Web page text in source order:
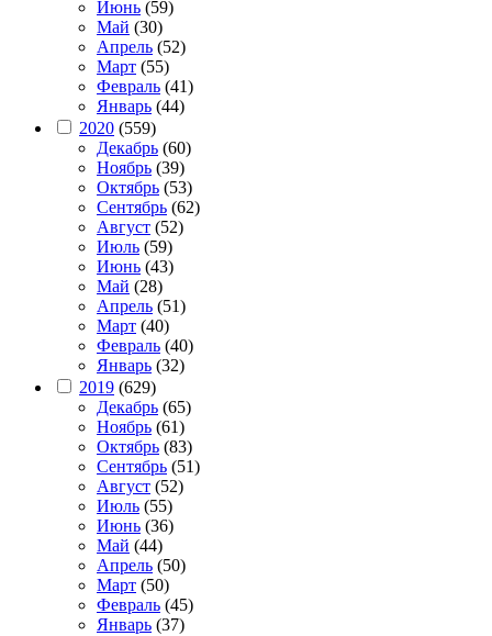
Июнь (59)
Май (30)
Апрель (52)
Март (55)
Февраль (41)
Январь (44)
2020 (559)
Декабрь (60)
Ноябрь (39)
Октябрь (53)
Сентябрь (62)
Август (52)
Июль (59)
Июнь (43)
Май (28)
Апрель (51)
Март (40)
Февраль (40)
Январь (32)
2019 (629)
Декабрь (65)
Ноябрь (61)
Октябрь (83)
Сентябрь (51)
Август (52)
Июль (55)
Июнь (36)
Май (44)
Апрель (50)
Март (50)
Февраль (45)
Январь (37)